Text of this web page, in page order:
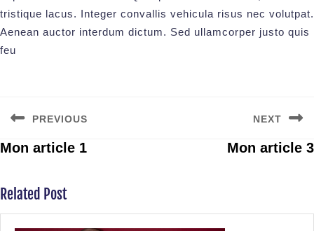
tristique lacus. Integer convallis vehicula risus nec volutpat.
Aenean auctor interdum dictum. Sed ullamcorper justo quis
feu
PREVIOUS
Mon article 1
NEXT
Mon article 3
Related Post